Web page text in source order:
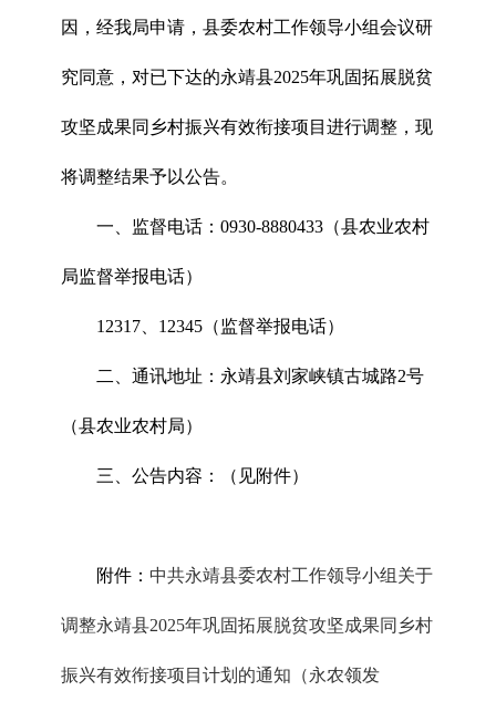
因，经我局申请，县委农村工作领导小组会议研
究同意，对已下达的永靖县2025年巩固拓展脱贫
攻坚成果同乡村振兴有效衔接项目进行调整，现
将调整结果予以公告。
一、监督电话：0930-8880433（县农业农村
局监督举报电话）
12317、12345（监督举报电话）
二、通讯地址：永靖县刘家峡镇古城路2号
（县农业农村局）
三、公告内容：（见附件）
附件： 中共永靖县委农村工作领导小组关于
调整永靖县2025年巩固拓展脱贫攻坚成果同乡村
振兴有效衔接项目计划的通知（永农领发